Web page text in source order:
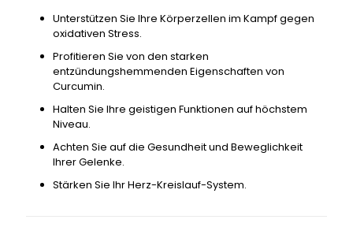
Unterstützen Sie Ihre Körperzellen im Kampf gegen
oxidativen Stress.
Profitieren Sie von den starken
entzündungshemmenden Eigenschaften von
Curcumin.
Halten Sie Ihre geistigen Funktionen auf höchstem
Niveau.
Achten Sie auf die Gesundheit und Beweglichkeit
Ihrer Gelenke.
Stärken Sie Ihr Herz-Kreislauf-System.